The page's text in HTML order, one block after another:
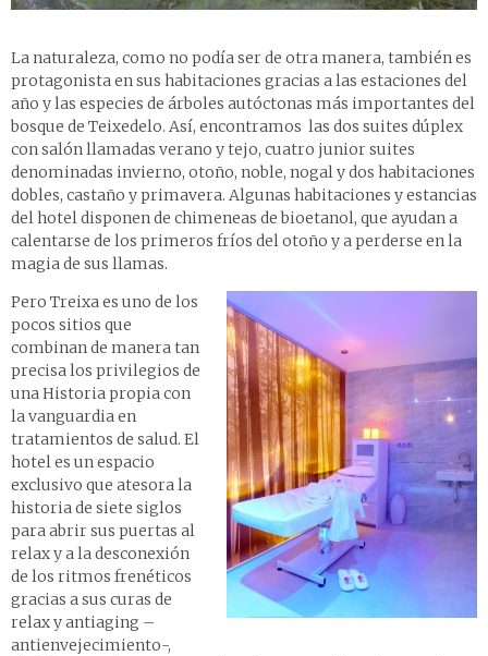
La naturaleza, como no podía ser de otra manera, también es
protagonista en sus habitaciones gracias a las estaciones del
año y las especies de árboles autóctonas más importantes del
bosque de Teixedelo. Así, encontramos las dos suites dúplex
con salón llamadas verano y tejo, cuatro junior suites
denominadas invierno, otoño, noble, nogal y dos habitaciones
dobles, castaño y primavera. Algunas habitaciones y estancias
del hotel disponen de chimeneas de bioetanol, que ayudan a
calentarse de los primeros fríos del otoño y a perderse en la
magia de sus llamas.
Pero Treixa es uno de los
pocos sitios que
combinan de manera tan
precisa los privilegios de
una Historia propia con
la vanguardia en
tratamientos de salud. El
hotel es un espacio
exclusivo que atesora la
historia de siete siglos
para abrir sus puertas al
relax y a la desconexión
de los ritmos frenéticos
gracias a sus curas de
relax y antiaging –
antienvejecimiento-,